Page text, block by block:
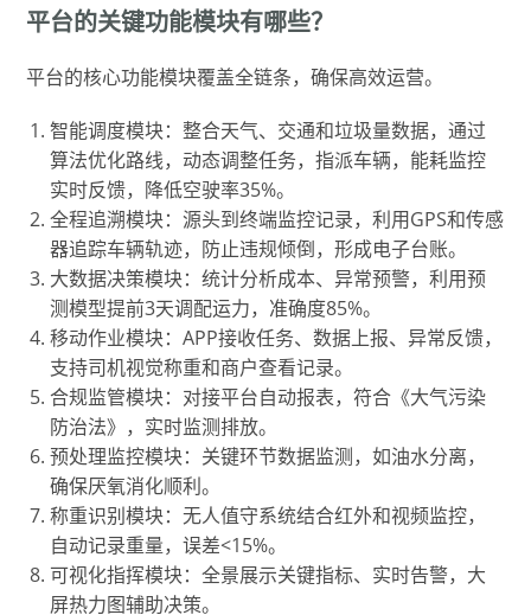
平台的关键功能模块有哪些？
平台的核心功能模块覆盖全链条，确保高效运营。
智能调度模块：整合天气、交通和垃圾量数据，通过
算法优化路线，动态调整任务，指派车辆，能耗监控
实时反馈，降低空驶率35%。
全程追溯模块：源头到终端监控记录，利用GPS和传感
器追踪车辆轨迹，防止违规倾倒，形成电子台账。
大数据决策模块：统计分析成本、异常预警，利用预
测模型提前3天调配运力，准确度85%。
移动作业模块：APP接收任务、数据上报、异常反馈，
支持司机视觉称重和商户查看记录。
合规监管模块：对接平台自动报表，符合《大气污染
防治法》，实时监测排放。
预处理监控模块：关键环节数据监测，如油水分离，
确保厌氧消化顺利。
称重识别模块：无人值守系统结合红外和视频监控，
自动记录重量，误差<15%。
可视化指挥模块：全景展示关键指标、实时告警，大
屏热力图辅助决策。